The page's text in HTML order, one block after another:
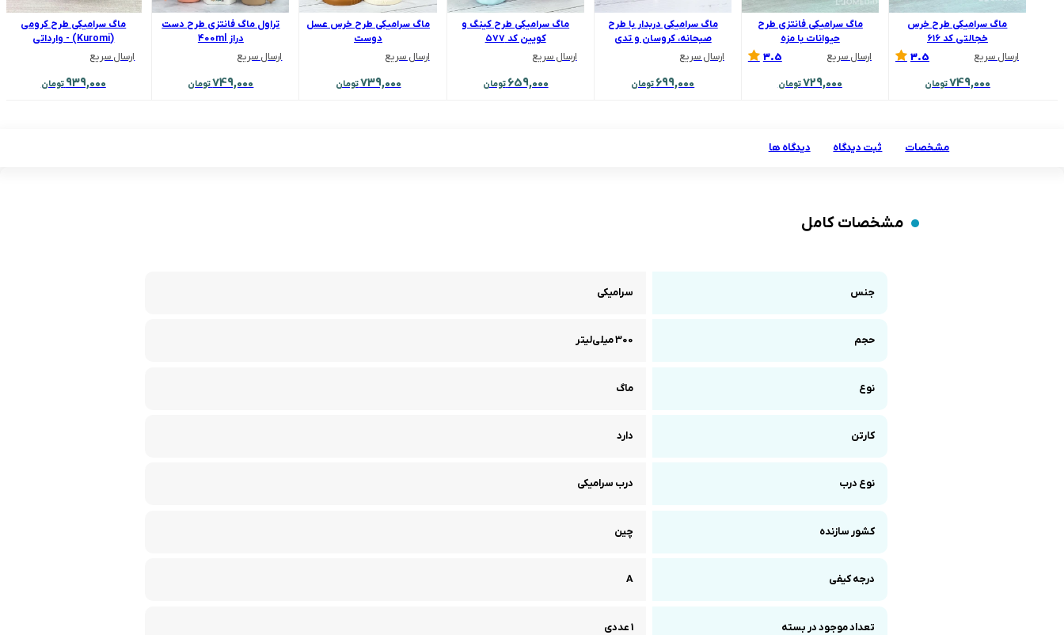
ماگ سرامیکی طرح خرس
خجالتی کد ۶۱۶
ارسال سریع
3.5
749,000تومان
ماگ سرامیکی فانتزی طرح
حیوانات با مزه
ارسال سریع
3.5
729,000تومان
ماگ سرامیکی دربدار با طرح
صبحانه، کروسان و تدی
ارسال سریع
699,000تومان
ماگ سرامیکی طرح کینگ و
کویین کد ۵۷۷
ارسال سریع
659,000تومان
ماگ سرامیکی طرح خرس عسل
دوست
ارسال سریع
739,000تومان
تراول ماگ فانتزی طرح دست
دراز 400ml
ارسال سریع
749,000تومان
ماگ سرامیکی طرح کرومی
(Kuromi) - وارداتی
ارسال سریع
939,000تومان
مشخصات ثبت دیدگاه دیدگاه ها
مشخصات کامل
جنس سرامیکی
حجم 300 میلی‌لیتر
نوع ماگ
کارتن دارد
نوع درب درب سرامیکی
کشور سازنده چین
درجه کیفی A
تعداد موجود در بسته 1 عددی